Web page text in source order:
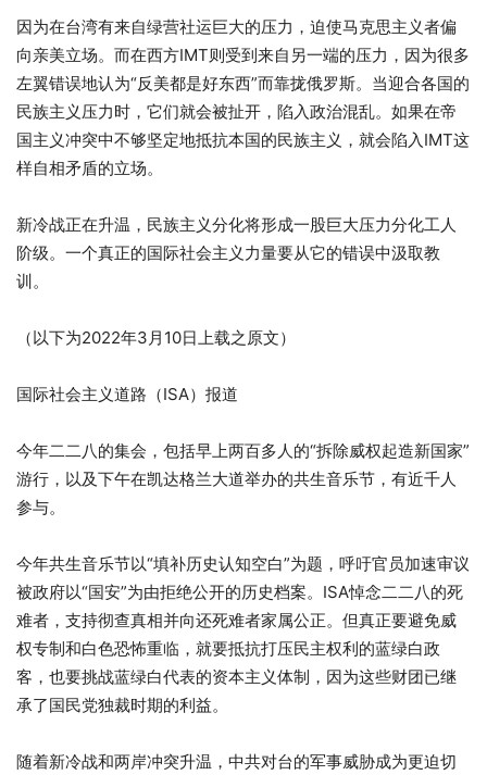
因为在台湾有来自绿营社运巨大的压力，迫使马克思主义者偏
向亲美立场。而在西方IMT则受到来自另一端的压力，因为很多
左翼错误地认为“反美都是好东西”而靠拢俄罗斯。当迎合各国的
民族主义压力时，它们就会被扯开，陷入政治混乱。如果在帝
国主义冲突中不够坚定地抵抗本国的民族主义，就会陷入IMT这
样自相矛盾的立场。
新冷战正在升温，民族主义分化将形成一股巨大压力分化工人
阶级。一个真正的国际社会主义力量要从它的错误中汲取教
训。
（以下为2022年3月 10日上载之原文）
国际社会主义道路（ISA）报道
今年二二八的集会，包括早上两百多人的“拆除威权起造新国家”
游行，以及下午在凯达格兰大道举办的共生音乐节，有近千人
参与。
今年共生音乐节以“填补历史认知空白”为题，呼吁官员加速审议
被政府以“国安”为由拒绝公开的历史档案。ISA悼念二二八的死
难者，支持彻查真相并向还死难者家属公正。但真正要避免威
权专制和白色恐怖重临，就要抵抗打压民主权利的蓝绿白政
客，也要挑战蓝绿白代表的资本主义体制，因为这些财团已继
承了国民党独裁时期的利益。
随着新冷战和两岸冲突升温，中共对台的军事威胁成为更迫切